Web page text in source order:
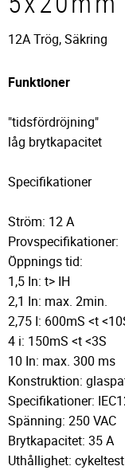
12A Trög, Säkring
Funktioner
"tidsfördröjning"
låg brytkapacitet
Specifikationer
Ström: 12 A
Provspecifikationer:
Öppnings tid:
1,5 In: t> IH
2,1 In: max. 2min.
2,75 I: 600mS <t
4 i: 150mS <t <3S
10 In: max. 300 ms
Konstruktion:
Specifikationer:
Spänning: 250 VAC
Brytkapacitet: 35 A
Uthållighet: